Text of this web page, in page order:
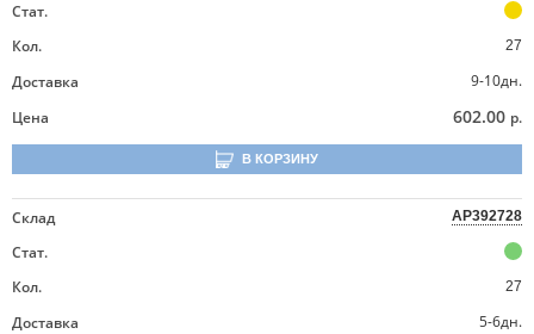
Стат.
Кол.
27
Доставка
9-10дн.
Цена
602.00 р.
В КОРЗИНУ
Склад AP392728
Стат.
Кол.
27
Доставка
5-6дн.